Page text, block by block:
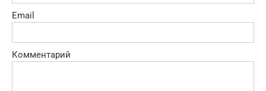
Email
Комментарий